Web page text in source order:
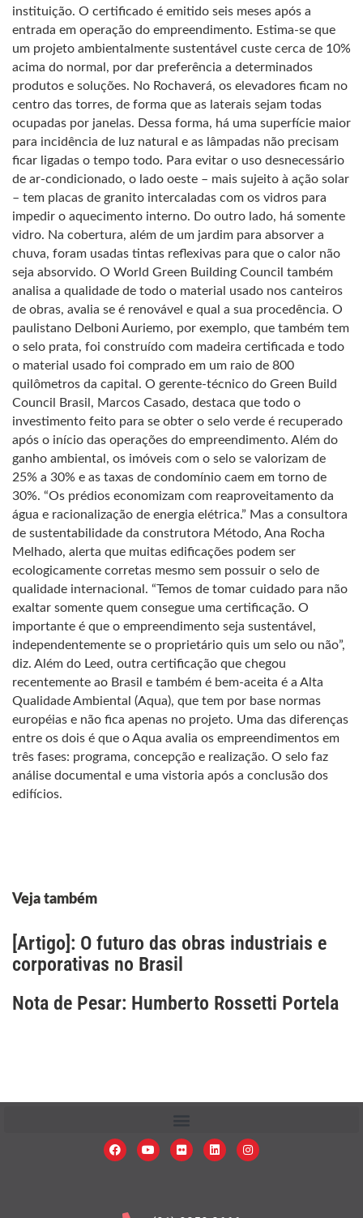
instituição. O certificado é emitido seis meses após a
entrada em operação do empreendimento. Estima-se que
um projeto ambientalmente sustentável custe cerca de 10%
acima do normal, por dar preferência a determinados
produtos e soluções. No Rochaverá, os elevadores ficam no
centro das torres, de forma que as laterais sejam todas
ocupadas por janelas. Dessa forma, há uma superfície maior
para incidência de luz natural e as lâmpadas não precisam
ficar ligadas o tempo todo. Para evitar o uso desnecessário
de ar-condicionado, o lado oeste – mais sujeito à ação solar
– tem placas de granito intercaladas com os vidros para
impedir o aquecimento interno. Do outro lado, há somente
vidro. Na cobertura, além de um jardim para absorver a
chuva, foram usadas tintas reflexivas para que o calor não
seja absorvido. O World Green Building Council também
analisa a qualidade de todo o material usado nos canteiros
de obras, avalia se é renovável e qual a sua procedência. O
paulistano Delboni Auriemo, por exemplo, que também tem
o selo prata, foi construído com madeira certificada e todo
o material usado foi comprado em um raio de 800
quilômetros da capital. O gerente-técnico do Green Build
Council Brasil, Marcos Casado, destaca que todo o
investimento feito para se obter o selo verde é recuperado
após o início das operações do empreendimento. Além do
ganho ambiental, os imóveis com o selo se valorizam de
25% a 30% e as taxas de condomínio caem em torno de
30%. “Os prédios economizam com reaproveitamento da
água e racionalização de energia elétrica.” Mas a consultora
de sustentabilidade da construtora Método, Ana Rocha
Melhado, alerta que muitas edificações podem ser
ecologicamente corretas mesmo sem possuir o selo de
qualidade internacional. “Temos de tomar cuidado para não
exaltar somente quem consegue uma certificação. O
importante é que o empreendimento seja sustentável,
independentemente se o proprietário quis um selo ou não”,
diz. Além do Leed, outra certificação que chegou
recentemente ao Brasil e também é bem-aceita é a Alta
Qualidade Ambiental (Aqua), que tem por base normas
européias e não fica apenas no projeto. Uma das diferenças
entre os dois é que o Aqua avalia os empreendimentos em
três fases: programa, concepção e realização. O selo faz
análise documental e uma vistoria após a conclusão dos
edifícios.
Veja também
[Artigo]: O futuro das obras industriais e
corporativas no Brasil
Nota de Pesar: Humberto Rossetti Portela